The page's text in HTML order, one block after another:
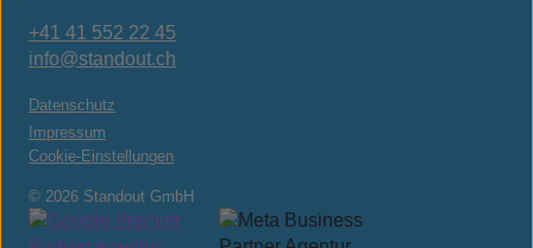
+41 41 552 22 45
info@standout.ch
Datenschutz
Impressum
Cookie-Einstellungen
© 2026 Standout GmbH